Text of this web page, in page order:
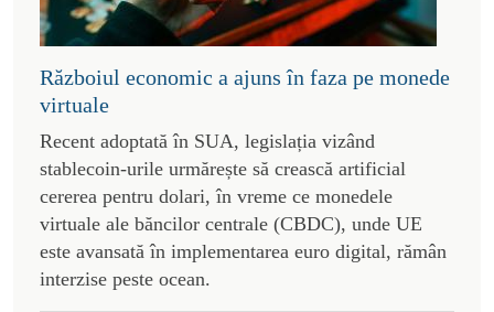
Războiul economic a ajuns în faza pe monede
virtuale
Recent adoptată în SUA, legislația vizând
stablecoin-urile urmărește să crească artificial
cererea pentru dolari, în vreme ce monedele
virtuale ale băncilor centrale (CBDC), unde UE
este avansată în implementarea euro digital, rămân
interzise peste ocean.